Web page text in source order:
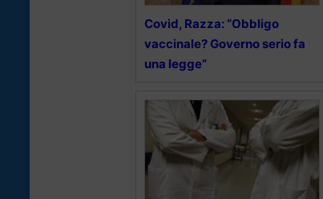
Covid, Razza: “Obbligo
vaccinale? Governo serio fa
una legge”